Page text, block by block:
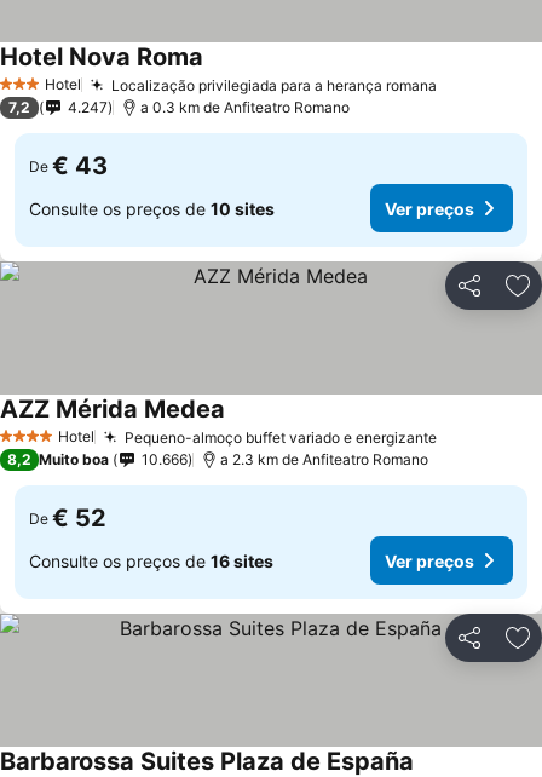
3 EstrelasHotel Localização privilegiada para a herança romana
Hotel Nova Roma
7,2 4.247 a 0.3 km de Anfiteatro Romano
De € 43
Consulte os preços de 10 sites Ver preços
Partilhar
4 EstrelasHotel Pequeno-almoço buffet variado e energizanteVer preços
AZZ Mérida Medea
8,2 Muito boa 10.666 a 2.3 km de Anfiteatro Romano
De € 52
Consulte os preços de 16 sites Ver preços
Partilhar
Barbarossa Suites Plaza de España